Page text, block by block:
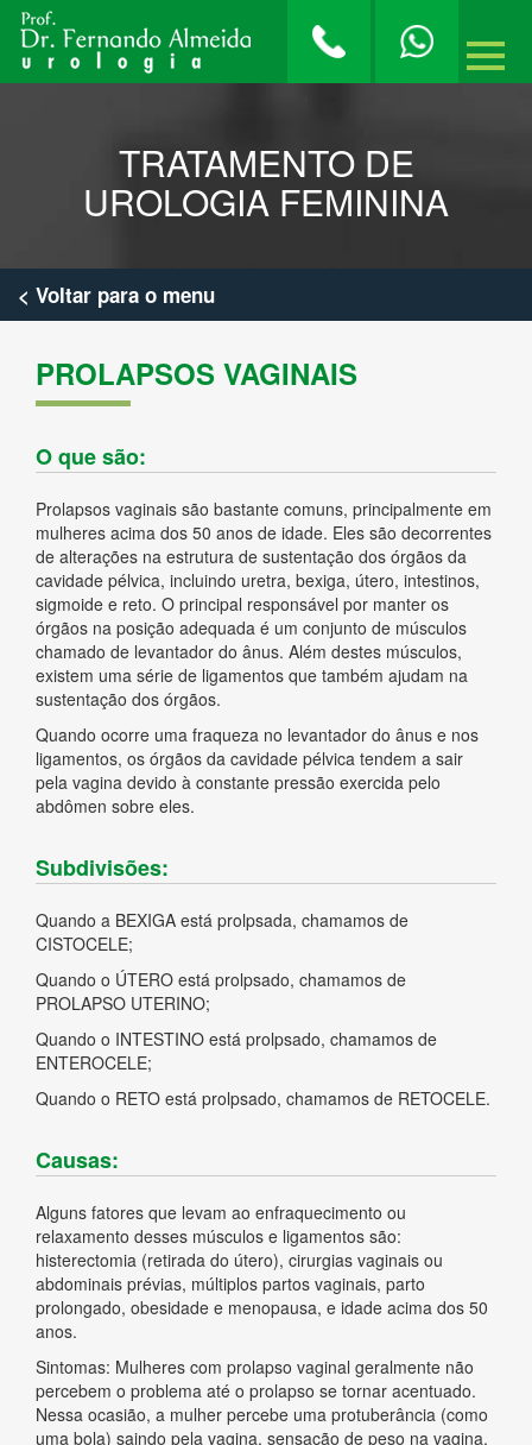
TRATAMENTO DE
UROLOGIA FEMININA
< Voltar para o menu
PROLAPSOS VAGINAIS
O que são:
Prolapsos vaginais são bastante comuns, principalmente em
mulheres acima dos 50 anos de idade. Eles são decorrentes
de alterações na estrutura de sustentação dos órgãos da
cavidade pélvica, incluindo uretra, bexiga, útero, intestinos,
sigmoide e reto. O principal responsável por manter os
órgãos na posição adequada é um conjunto de músculos
chamado de levantador do ânus. Além destes músculos,
existem uma série de ligamentos que também ajudam na
sustentação dos órgãos.
Quando ocorre uma fraqueza no levantador do ânus e nos
ligamentos, os órgãos da cavidade pélvica tendem a sair
pela vagina devido à constante pressão exercida pelo
abdômen sobre eles.
Subdivisões:
Quando a BEXIGA está prolpsada, chamamos de
CISTOCELE;
Quando o ÚTERO está prolpsado, chamamos de
PROLAPSO UTERINO;
Quando o INTESTINO está prolpsado, chamamos de
ENTEROCELE;
Quando o RETO está prolpsado, chamamos de RETOCELE.
Causas:
Alguns fatores que levam ao enfraquecimento ou
relaxamento desses músculos e ligamentos são:
histerectomia (retirada do útero), cirurgias vaginais ou
abdominais prévias, múltiplos partos vaginais, parto
prolongado, obesidade e menopausa, e idade acima dos 50
anos.
Sintomas: Mulheres com prolapso vaginal geralmente não
percebem o problema até o prolapso se tornar acentuado.
Nessa ocasião, a mulher percebe uma protuberância (como
uma bola) saindo pela vagina, sensação de peso na vagina,